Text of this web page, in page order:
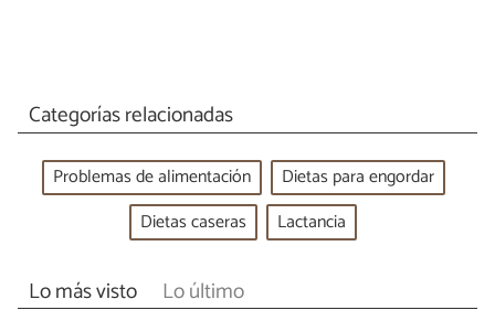
Categorías relacionadas
Problemas de alimentación
Dietas para engordar
Dietas caseras
Lactancia
Lo más visto Lo último